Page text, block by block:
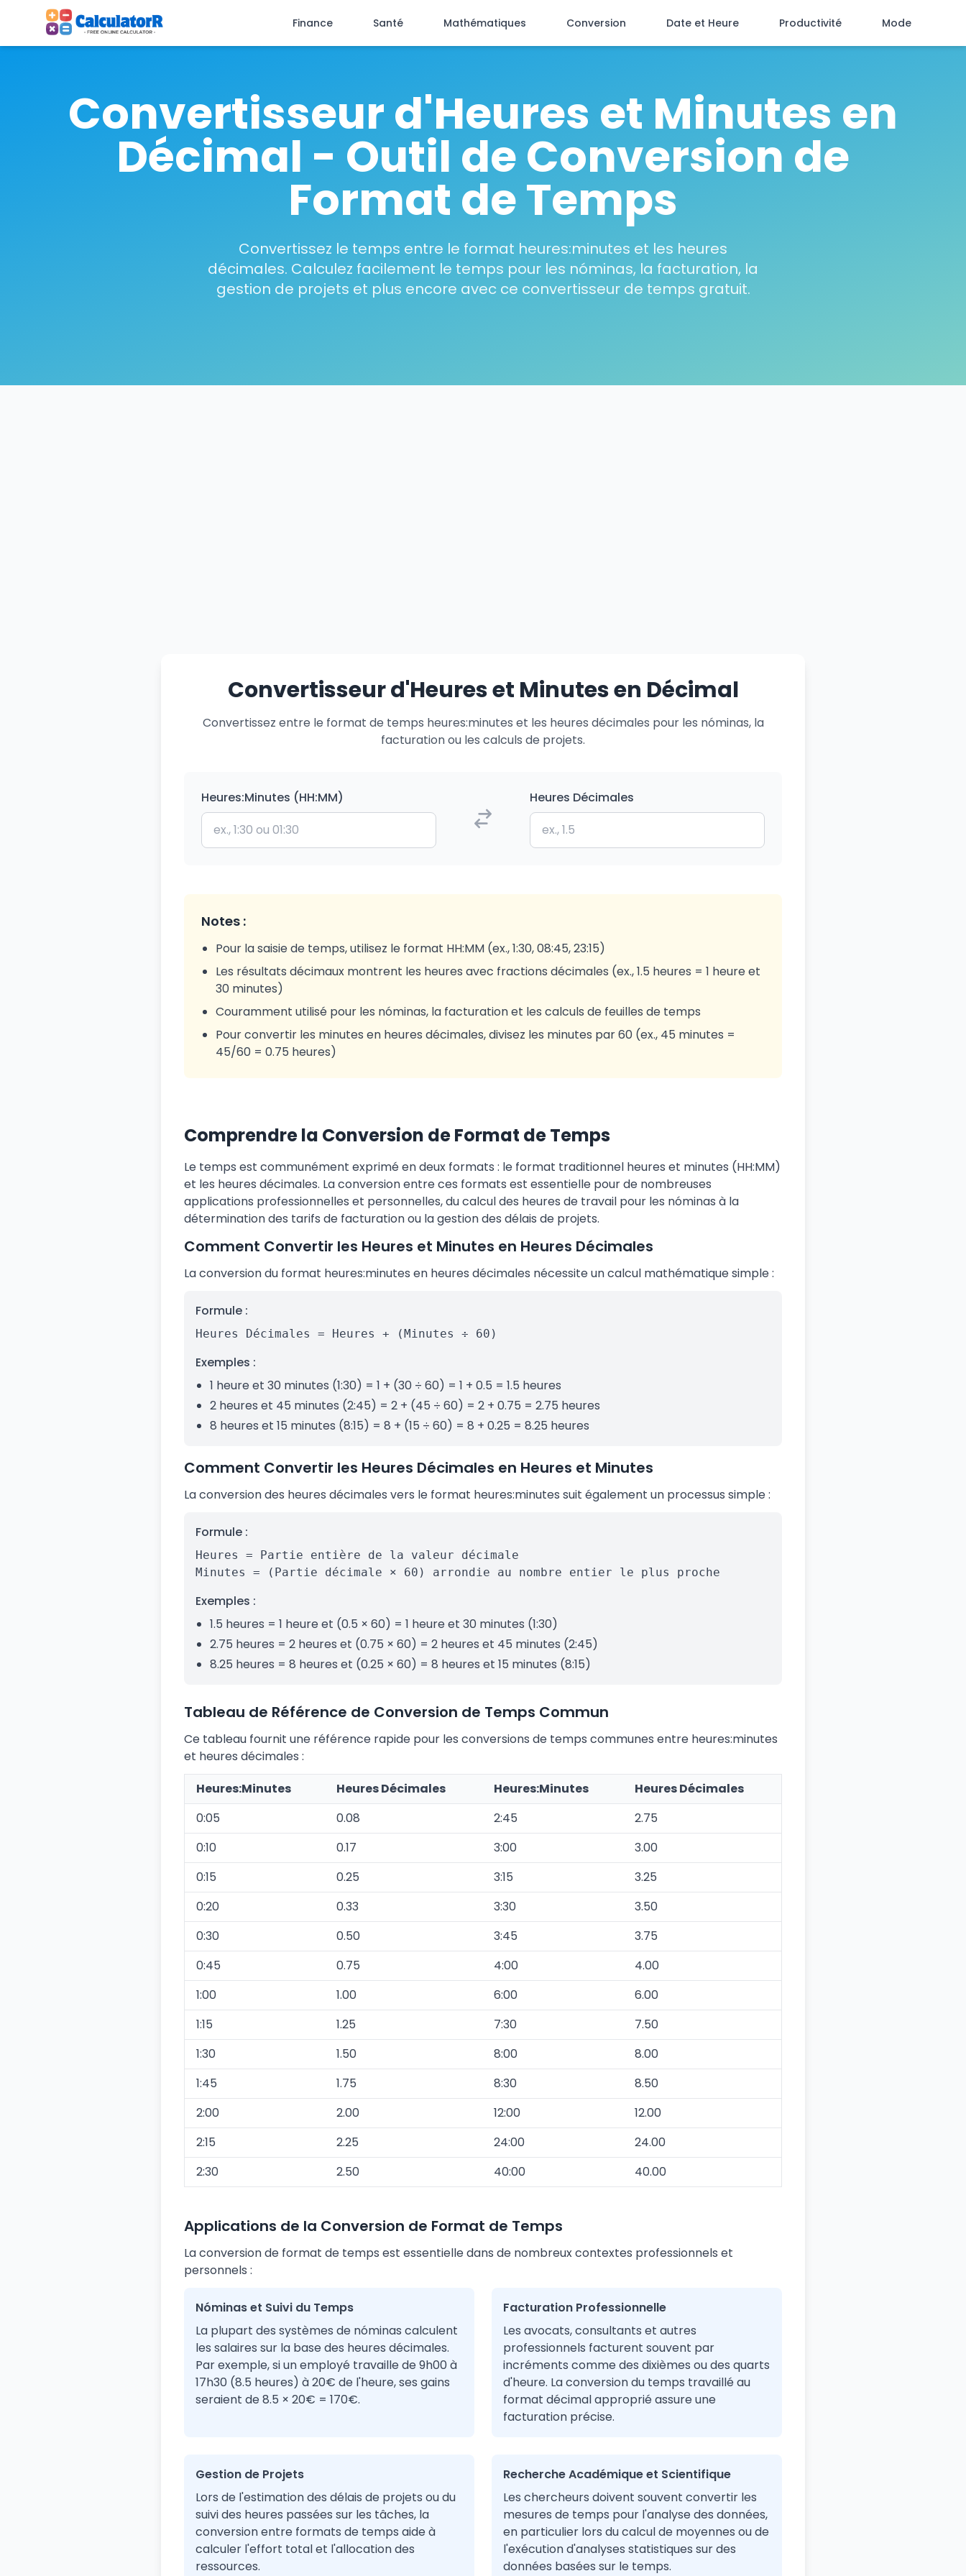
Finance Santé Mathématiques Conversion Date et Heure Productivité Mode
Convertisseur d'Heures et Minutes en
Décimal - Outil de Conversion de
Format de Temps
Convertissez le temps entre le format heures:minutes et les heures
décimales. Calculez facilement le temps pour les nóminas, la facturation, la
gestion de projets et plus encore avec ce convertisseur de temps gratuit.
Convertisseur d'Heures et Minutes en Décimal
Convertissez entre le format de temps heures:minutes et les heures décimales pour les nóminas, la
facturation ou les calculs de projets.
Heures:Minutes (HH:MM) Heures Décimales
Notes :
Pour la saisie de temps, utilisez le format HH:MM (ex., 1:30, 08:45, 23:15)
Les résultats décimaux montrent les heures avec fractions décimales (ex., 1.5 heures = 1 heure et
30 minutes)
Couramment utilisé pour les nóminas, la facturation et les calculs de feuilles de temps
Pour convertir les minutes en heures décimales, divisez les minutes par 60 (ex., 45 minutes =
45/60 = 0.75 heures)
Comprendre la Conversion de Format de Temps
Le temps est communément exprimé en deux formats : le format traditionnel heures et minutes (HH:MM)
et les heures décimales. La conversion entre ces formats est essentielle pour de nombreuses
applications professionnelles et personnelles, du calcul des heures de travail pour les nóminas à la
détermination des tarifs de facturation ou la gestion des délais de projets.
Comment Convertir les Heures et Minutes en Heures Décimales
La conversion du format heures:minutes en heures décimales nécessite un calcul mathématique simple :
Formule :
Heures Décimales = Heures + (Minutes ÷ 60)
Exemples :
1 heure et 30 minutes (1:30) = 1 + (30 ÷ 60) = 1 + 0.5 = 1.5 heures
2 heures et 45 minutes (2:45) = 2 + (45 ÷ 60) = 2 + 0.75 = 2.75 heures
8 heures et 15 minutes (8:15) = 8 + (15 ÷ 60) = 8 + 0.25 = 8.25 heures
Comment Convertir les Heures Décimales en Heures et Minutes
La conversion des heures décimales vers le format heures:minutes suit également un processus simple :
Formule :
Heures = Partie entière de la valeur décimale
Minutes = (Partie décimale × 60) arrondie au nombre entier le plus proche
Exemples :
1.5 heures = 1 heure et (0.5 × 60) = 1 heure et 30 minutes (1:30)
2.75 heures = 2 heures et (0.75 × 60) = 2 heures et 45 minutes (2:45)
8.25 heures = 8 heures et (0.25 × 60) = 8 heures et 15 minutes (8:15)
Tableau de Référence de Conversion de Temps Commun
Ce tableau fournit une référence rapide pour les conversions de temps communes entre heures:minutes
et heures décimales :
Heures:Minutes
Heures Décimales Heures:Minutes
Heures Décimales
0:05
0.08 2:45
2.75
0:10
0.17 3:00
3.00
0:15
0.25 3:15
3.25
0:20
0.33 3:30
3.50
0:30
0.50 3:45
3.75
0:45
0.75 4:00
4.00
1:00
1.00 6:00
6.00
1:15
1.25 7:30
7.50
1:30
1.50 8:00
8.00
1:45
1.75 8:30
8.50
2:00
2.00 12:00
12.00
2:15
2.25 24:00
24.00
2:30
2.50 40:00 40.00
Applications de la Conversion de Format de Temps
La conversion de format de temps est essentielle dans de nombreux contextes professionnels et
personnels :
Nóminas et Suivi du Temps
La plupart des systèmes de nóminas calculent
les salaires sur la base des heures décimales.
Par exemple, si un employé travaille de 9h00 à
17h30 (8.5 heures) à 20€ de l'heure, ses gains
seraient de 8.5 × 20€ = 170€.
Facturation Professionnelle
Les avocats, consultants et autres
professionnels facturent souvent par
incréments comme des dixièmes ou des quarts
d'heure. La conversion du temps travaillé au
format décimal approprié assure une
facturation précise.
Gestion de Projets
Lors de l'estimation des délais de projets ou du
suivi des heures passées sur les tâches, la
conversion entre formats de temps aide à
calculer l'effort total et l'allocation des
ressources.
Recherche Académique et Scientifique
Les chercheurs doivent souvent convertir les
mesures de temps pour l'analyse des données,
en particulier lors du calcul de moyennes ou de
l'exécution d'analyses statistiques sur des
données basées sur le temps.